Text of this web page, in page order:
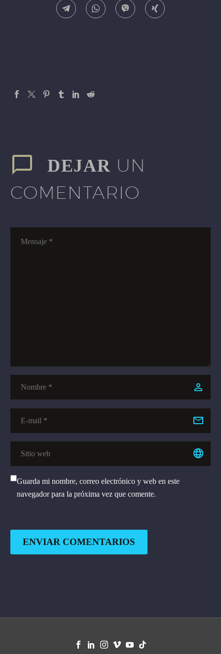
DEJAR UN
COMENTARIO
Guarda mi nombre, correo electrónico y web en este
navegador para la próxima vez que comente.
ENVIAR COMENTARIOS